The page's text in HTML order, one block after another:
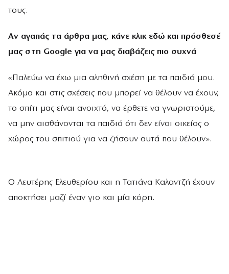
τους.
Αν αγαπάς τα άρθρα μας, κάνε κλικ εδώ και πρόσθεσέ
μας στη Google για να μας διαβάζεις πιο συχνά
«Παλεύω να έχω μια αληθινή σχέση με τα παιδιά μου.
Ακόμα και στις σχέσεις που μπορεί να θέλουν να έχουν,
το σπίτι μας είναι ανοιχτό, να έρθετε να γνωριστούμε,
να μην αισθάνονται τα παιδιά ότι δεν είναι οικείος ο
χώρος του σπιτιού για να ζήσουν αυτά που θέλουν».
Ο Λευτέρης Ελευθερίου και η Τατιάνα Καλαντζή έχουν
αποκτήσει μαζί έναν γιο και μία κόρη.